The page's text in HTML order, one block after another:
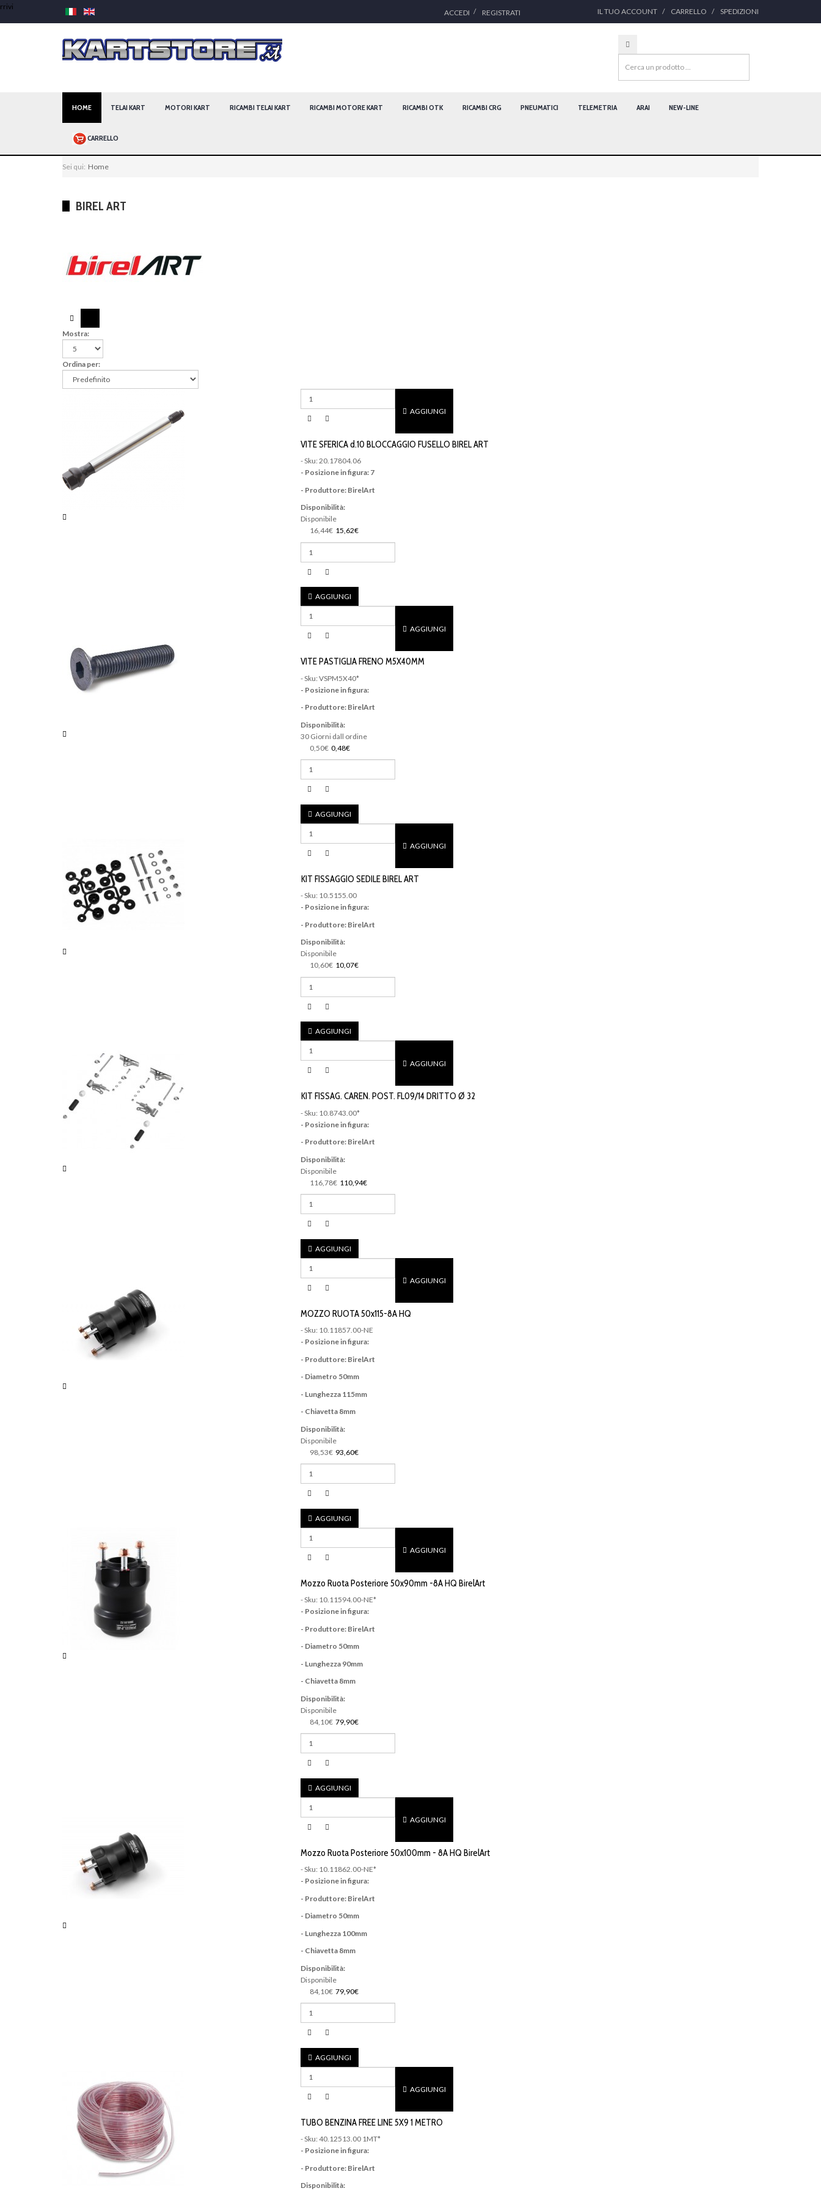
ACCEDI REGISTRATI IL TUO ACCOUNT CARRELLO SPEDIZIONI
HOME TELAI KART MOTORI KART RICAMBI TELAI KART RICAMBI MOTORE KART RICAMBI OTK RICAMBI CRG PNEUMATICI TELEMETRIA ARAI NEW-LINE
CARRELLO
Sei qui: Home
BIREL ART
Mostra:
Ordina per:
AGGIUNGI
VITE SFERICA d.10 BLOCCAGGIO FUSELLO BIREL ART
- Sku: 20.17804.06
- Posizione in figura: 7
- Produttore: BirelArt
Disponibilità:
Disponibile
16,44€ 15,62€
AGGIUNGI
AGGIUNGI
VITE PASTIGLIA FRENO M5X40MM
- Sku: VSPM5X40*
- Posizione in figura:
- Produttore: BirelArt
Disponibilità:
30 Giorni dall ordine
0,50€ 0,48€
AGGIUNGI
AGGIUNGI
KIT FISSAGGIO SEDILE BIREL ART
- Sku: 10.5155.00
- Posizione in figura:
- Produttore: BirelArt
Disponibilità:
Disponibile
10,60€ 10,07€
AGGIUNGI
AGGIUNGI
KIT FISSAG. CAREN. POST. FL09/14 DRITTO Ø 32
- Sku: 10.8743.00*
- Posizione in figura:
- Produttore: BirelArt
Disponibilità:
Disponibile
116,78€ 110,94€
AGGIUNGI
AGGIUNGI
MOZZO RUOTA 50x115-8A HQ
- Sku: 10.11857.00-NE
- Posizione in figura:
- Produttore: BirelArt
- Diametro 50mm
- Lunghezza 115mm
- Chiavetta 8mm
Disponibilità:
Disponibile
98,53€ 93,60€
AGGIUNGI
AGGIUNGI
Mozzo Ruota Posteriore 50x90mm -8A HQ BirelArt
- Sku: 10.11594.00-NE*
- Posizione in figura:
- Produttore: BirelArt
- Diametro 50mm
- Lunghezza 90mm
- Chiavetta 8mm
Disponibilità:
Disponibile
84,10€ 79,90€
AGGIUNGI
AGGIUNGI
Mozzo Ruota Posteriore 50x100mm - 8A HQ BirelArt
- Sku: 10.11862.00-NE*
- Posizione in figura:
- Produttore: BirelArt
- Diametro 50mm
- Lunghezza 100mm
- Chiavetta 8mm
Disponibilità:
Disponibile
84,10€ 79,90€
AGGIUNGI
AGGIUNGI
TUBO BENZINA FREE LINE 5X9 1 METRO
- Sku: 40.12513.00 1MT*
- Posizione in figura:
- Produttore: BirelArt
Disponibilità: